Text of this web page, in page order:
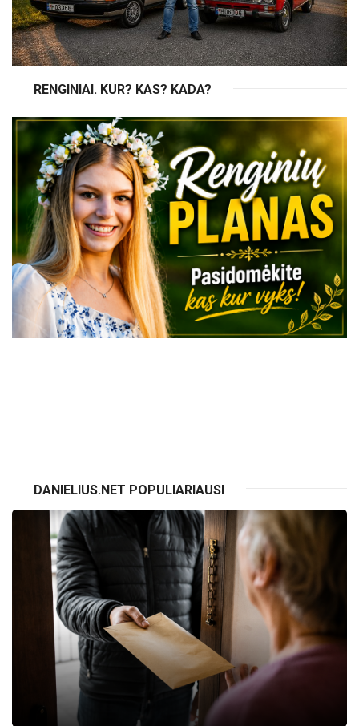
RENGINIAI. KUR? KAS? KADA?
DANIELIUS.NET POPULIARIAUSI